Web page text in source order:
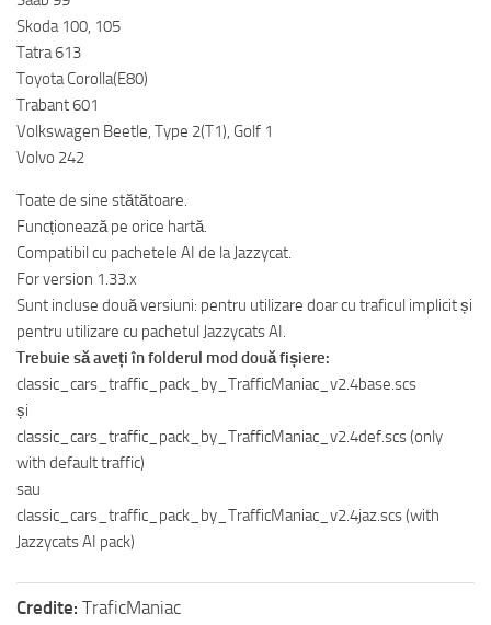
Skoda 100, 105
Tatra 613
Toyota Corolla(E80)
Trabant 601
Volkswagen Beetle, Type 2(T1), Golf 1
Volvo 242
Toate de sine stătătoare.
Funcționează pe orice hartă.
Compatibil cu pachetele AI de la Jazzycat.
For version 1.33.x
Sunt incluse două versiuni: pentru utilizare doar cu traficul implicit și
pentru utilizare cu pachetul Jazzycats AI.
Trebuie să aveți în folderul mod două fișiere:
classic_cars_traffic_pack_by_TrafficManiac_v2.4base.scs
și
classic_cars_traffic_pack_by_TrafficManiac_v2.4def.scs (only
with default traffic)
sau
classic_cars_traffic_pack_by_TrafficManiac_v2.4jaz.scs (with
Jazzycats AI pack)
Credite: TraficManiac